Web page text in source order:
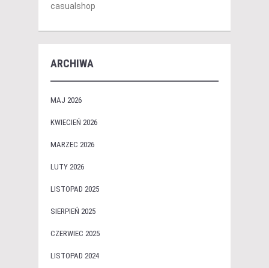
casualshop
ARCHIWA
MAJ 2026
KWIECIEŃ 2026
MARZEC 2026
LUTY 2026
LISTOPAD 2025
SIERPIEŃ 2025
CZERWIEC 2025
LISTOPAD 2024